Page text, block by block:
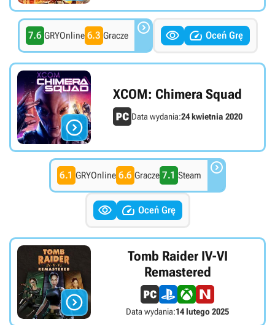
7.6 GRYOnline 6.3 Gracze    Oceń Grę

XCOM: Chimera Squad
Data wydania:24 kwietnia 2020
6.1 GRYOnline 6.6 Gracze 7.1 Steam 
  Oceń Grę

Tomb Raider IV-VI
Remastered
Data wydania:14 lutego 2025